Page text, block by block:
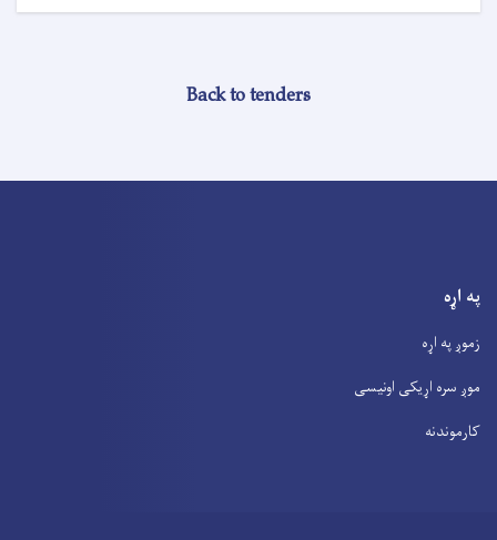
Back to tenders
په اړه
زموږ په اړه
موږ سره اړیکی اونیسی
کارموندنه